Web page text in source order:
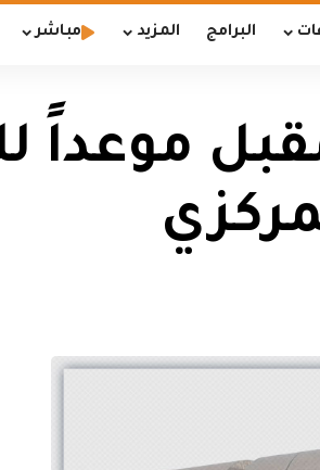
البرامج المزيد مباشر
موعداً